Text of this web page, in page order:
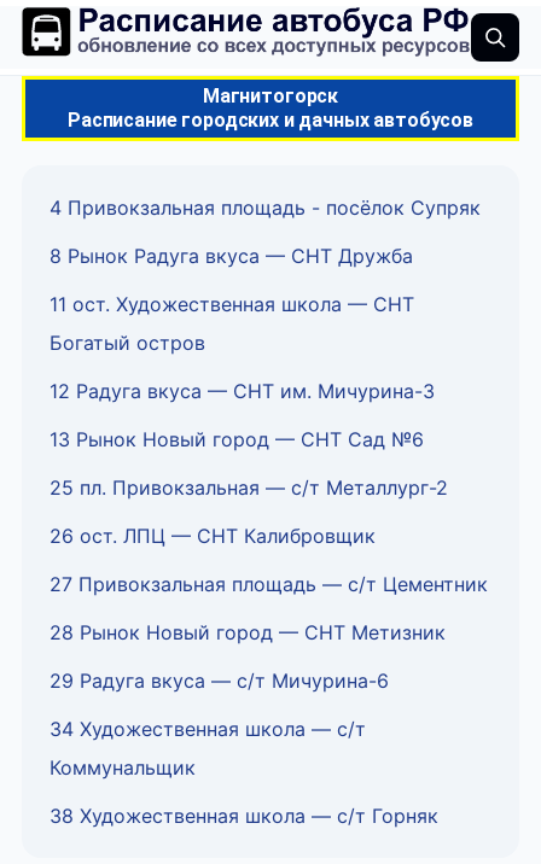
Магнитогорск
Расписание городских и дачных автобусов
4 Привокзальная площадь - посёлок Супряк
8 Рынок Радуга вкуса — СНТ Дружба
11 ост. Художественная школа — СНТ
Богатый остров
12 Радуга вкуса — СНТ им. Мичурина-3
13 Рынок Новый город — СНТ Сад №6
25 пл. Привокзальная — с/т Металлург-2
26 ост. ЛПЦ — СНТ Калибровщик
27 Привокзальная площадь — с/т Цементник
28 Рынок Новый город — СНТ Метизник
29 Радуга вкуса — с/т Мичурина-6
34 Художественная школа — с/т
Коммунальщик
38 Художественная школа — с/т Горняк